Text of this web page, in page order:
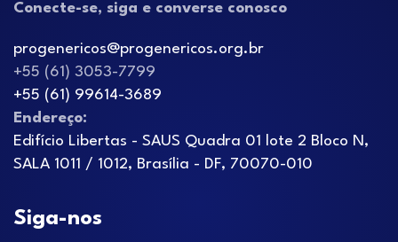
Conecte-se, siga e converse conosco
progenericos@progenericos.org.br
+55 (61) 3053-7799
+55 (61) 99614-3689
Endereço:
Edifício Libertas - SAUS Quadra 01 lote 2 Bloco N,
SALA 1011 / 1012, Brasília - DF, 70070-010
Siga-nos